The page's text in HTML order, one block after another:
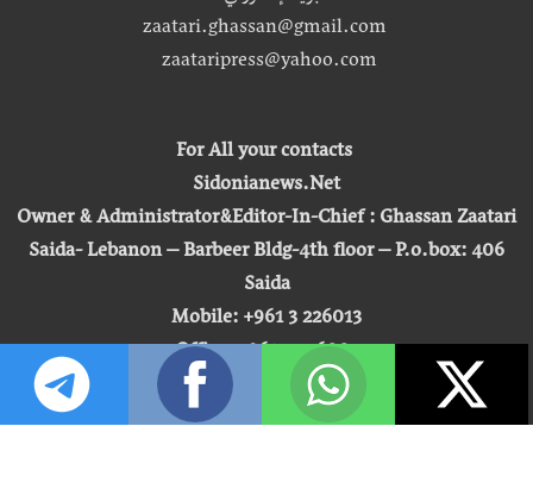
zaatari.ghassan@gmail.com
zaataripress@yahoo.com
For All your contacts
Sidonianews.Net
Owner & Administrator&Editor-In-Chief : Ghassan Zaatari
Saida- Lebanon – Barbeer Bldg-4th floor – P.o.box: 406
Saida
Mobile: +961 3 226013
Office: +961 7 726007
Email:
zaatari.ghassan@gmail.com